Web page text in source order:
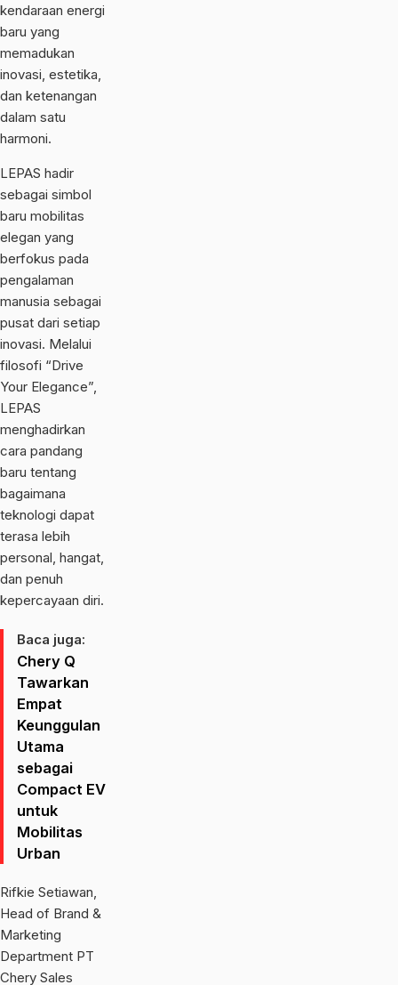
kendaraan energi
baru yang
memadukan
inovasi, estetika,
dan ketenangan
dalam satu
harmoni.
LEPAS hadir
sebagai simbol
baru mobilitas
elegan yang
berfokus pada
pengalaman
manusia sebagai
pusat dari setiap
inovasi. Melalui
filosofi “Drive
Your Elegance”,
LEPAS
menghadirkan
cara pandang
baru tentang
bagaimana
teknologi dapat
terasa lebih
personal, hangat,
dan penuh
kepercayaan diri.
Baca juga:
Chery Q
Tawarkan
Empat
Keunggulan
Utama
sebagai
Compact EV
untuk
Mobilitas
Urban
Rifkie Setiawan,
Head of Brand &
Marketing
Department PT
Chery Sales